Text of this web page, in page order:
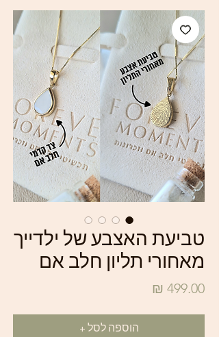
טביעת האצבע של ילדייך
מאחורי תליון חלב אם
הוספה לסל +